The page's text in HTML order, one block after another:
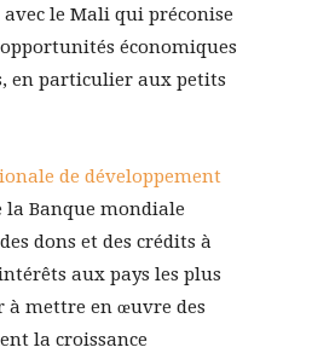
le Mali qui préconise
économiques
en particulier aux petits
de développement
Banque mondiale
dons et des crédits à
aux pays les plus
à mettre en œuvre des
la croissance